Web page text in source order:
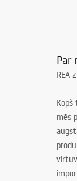
Par
REA
Kopš
mēs